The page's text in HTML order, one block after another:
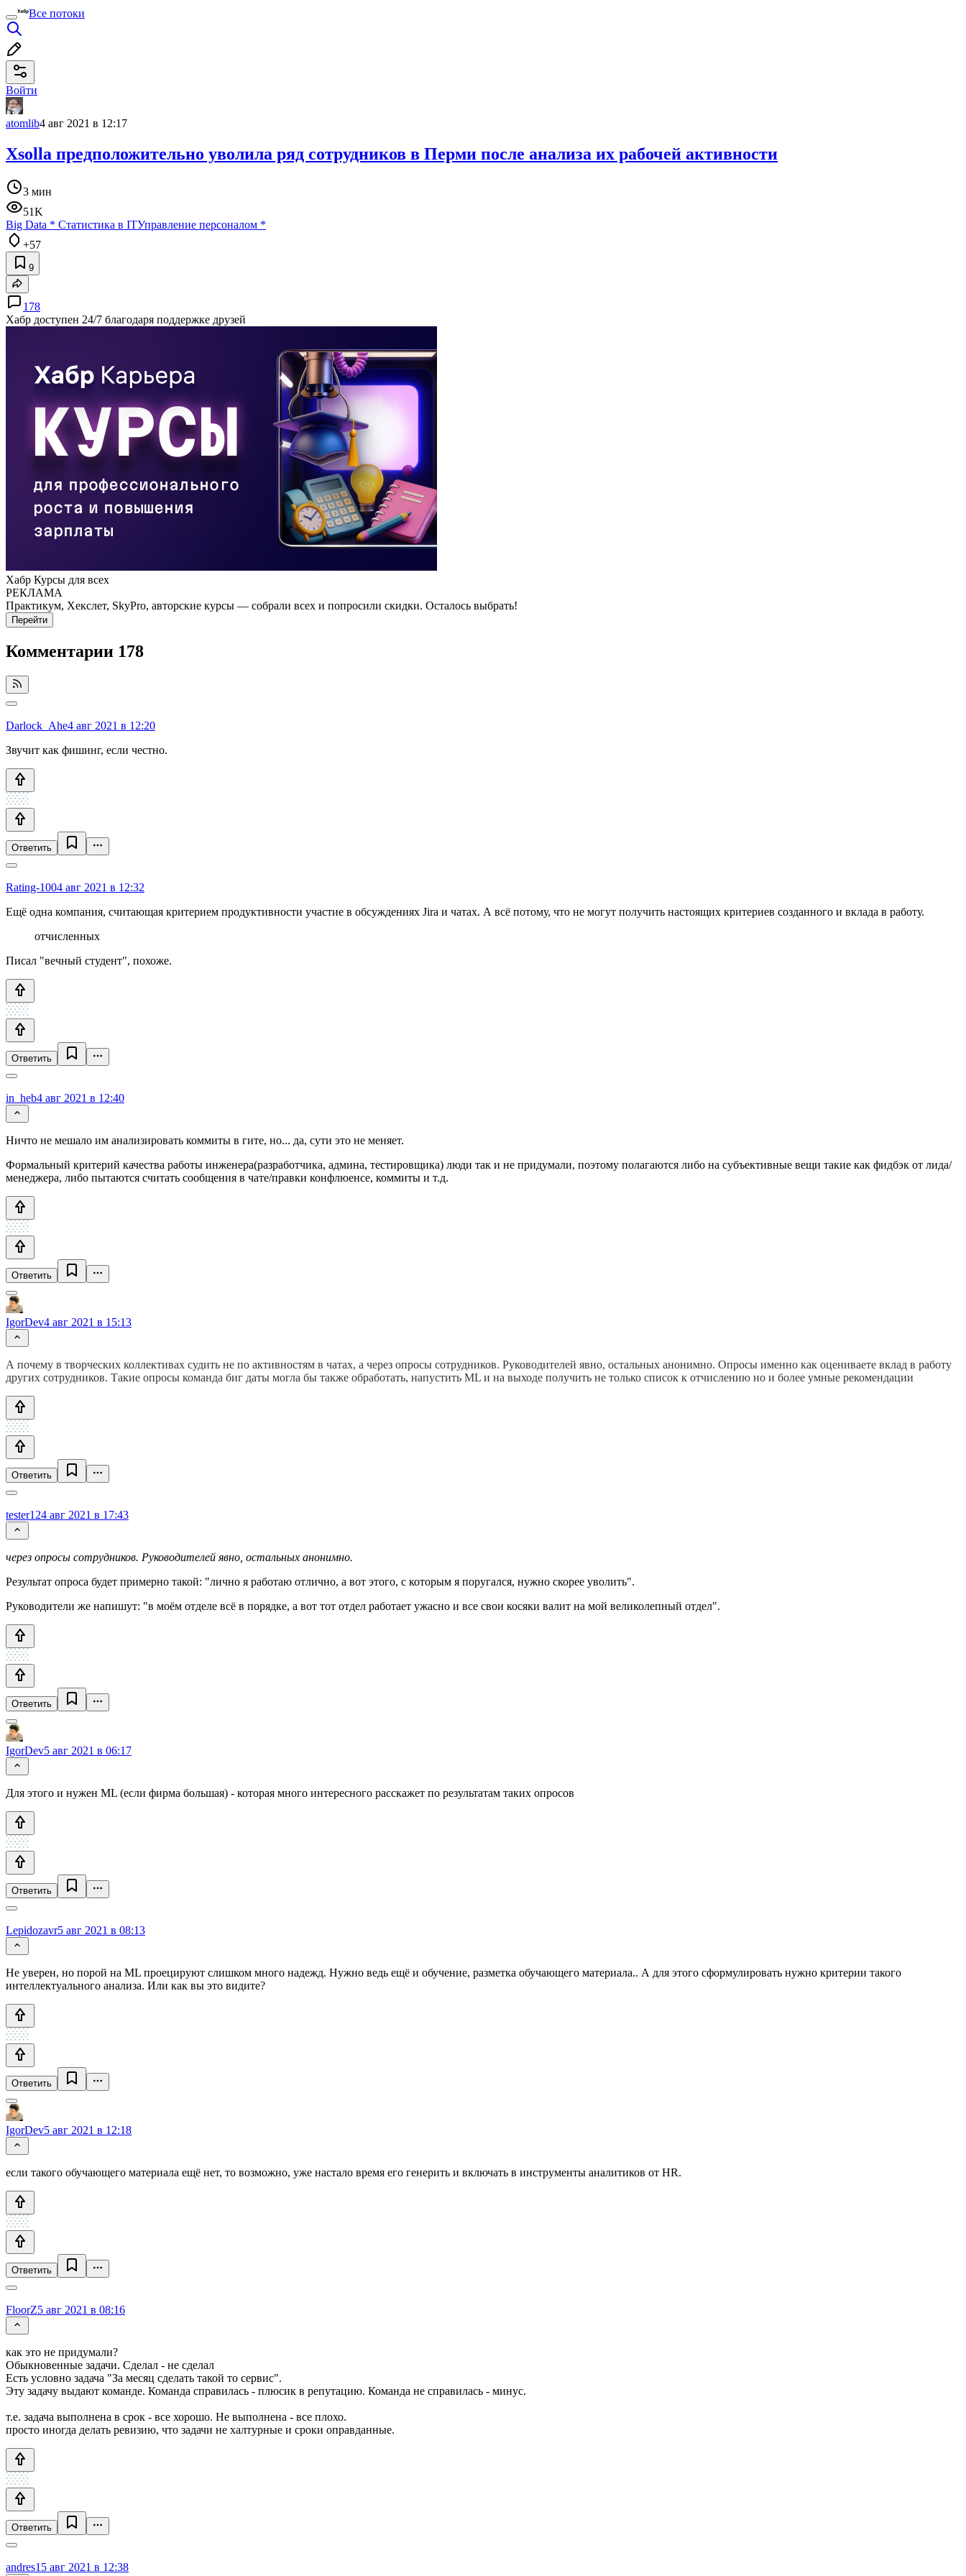
Все потоки
Войти
atomlib4 авг 2021 в 12:17
Xsolla предположительно уволила ряд сотрудников в Перми после анализа их рабочей активности
3 мин
51K
Big Data * Статистика в ITУправление персоналом *
+57
9
178
Хабр доступен 24/7 благодаря поддержке друзей
Хабр Курсы для всех
РЕКЛАМА
Практикум, Хекслет, SkyPro, авторские курсы — собрали всех и попросили скидки. Осталось выбрать!
Перейти
Комментарии 178
Darlock_Ahe4 авг 2021 в 12:20
Звучит как фишинг, если честно.
Ответить
Rating-1004 авг 2021 в 12:32
Ещё одна компания, считающая критерием продуктивности участие в обсуждениях Jira и чатах. А всё потому, что не могут получить настоящих критериев созданного и вклада в работу.
отчисленных
Писал "вечный студент", похоже.
Ответить
in_heb4 авг 2021 в 12:40
Ничто не мешало им анализировать коммиты в гите, но... да, сути это не меняет.
Формальный критерий качества работы инженера(разработчика, админа, тестировщика) люди так и не придумали, поэтому полагаются либо на субъективные вещи такие как фидбэк от лида/
менеджера, либо пытаются считать сообщения в чате/правки конфлюенсе, коммиты и т.д.
Ответить
IgorDev4 авг 2021 в 15:13
А почему в творческих коллективах судить не по активностям в чатах, а через опросы сотрудников. Руководителей явно, остальных анонимно. Опросы именно как оцениваете вклад в работу
других сотрудников. Такие опросы команда биг даты могла бы также обработать, напустить ML и на выходе получить не только список к отчислению но и более умные рекомендации
Ответить
tester124 авг 2021 в 17:43
через опросы сотрудников. Руководителей явно, остальных анонимно.
Результат опроса будет примерно такой: "лично я работаю отлично, а вот этого, с которым я поругался, нужно скорее уволить".
Руководители же напишут: "в моём отделе всё в порядке, а вот тот отдел работает ужасно и все свои косяки валит на мой великолепный отдел".
Ответить
IgorDev5 авг 2021 в 06:17
Для этого и нужен ML (если фирма большая) - которая много интересного расскажет по результатам таких опросов
Ответить
Lepidozavr5 авг 2021 в 08:13
Не уверен, но порой на ML проецируют слишком много надежд. Нужно ведь ещё и обучение, разметка обучающего материала.. А для этого сформулировать нужно критерии такого
интеллектуального анализа. Или как вы это видите?
Ответить
IgorDev5 авг 2021 в 12:18
если такого обучающего материала ещё нет, то возможно, уже настало время его генерить и включать в инструменты аналитиков от HR.
Ответить
FloorZ5 авг 2021 в 08:16
как это не придумали?
Обыкновенные задачи. Сделал - не сделал
Есть условно задача "За месяц сделать такой то сервис".
Эту задачу выдают команде. Команда справилась - плюсик в репутацию. Команда не справилась - минус.
т.е. задача выполнена в срок - все хорошо. Не выполнена - все плохо.
просто иногда делать ревизию, что задачи не халтурные и сроки оправданные.
Ответить
andres1 5 авг 2021 в 12:38